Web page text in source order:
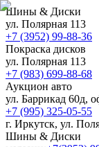
Шины & Диски
ул. Полярная 113
+7 (3952) 99-88-36
Покраска дисков
ул. Полярная 113
+7 (983) 699-88-68
Аукцион авто
ул. Баррикад 60д,
+7 (995) 325-05-55
г. Иркутск, ул.
Шины & Диски